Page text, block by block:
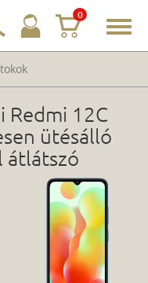
0
Redmi 12C
ütésálló
átlátszó